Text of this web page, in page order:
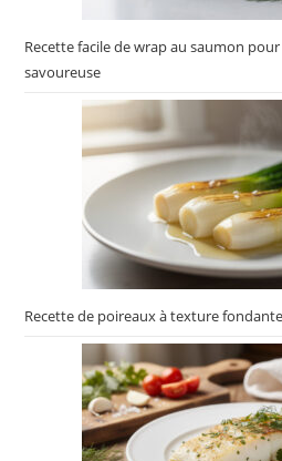
Recette facile de wrap au saumon
savoureuse
Recette de poireaux à texture